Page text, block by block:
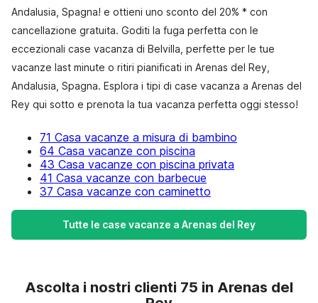
Andalusia, Spagna! e ottieni uno sconto del 20% * con
cancellazione gratuita. Goditi la fuga perfetta con le
eccezionali case vacanza di Belvilla, perfette per le tue
vacanze last minute o ritiri pianificati in Arenas del Rey,
Andalusia, Spagna. Esplora i tipi di case vacanza a Arenas del
Rey qui sotto e prenota la tua vacanza perfetta oggi stesso!
71 Casa vacanze a misura di bambino
64 Casa vacanze con piscina
43 Casa vacanze con piscina privata
41 Casa vacanze con barbecue
37 Casa vacanze con caminetto
Tutte le case vacanze a Arenas del Rey
Ascolta i nostri clienti 75 in Arenas del